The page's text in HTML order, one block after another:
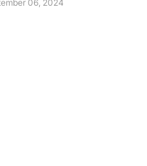
06, 2024